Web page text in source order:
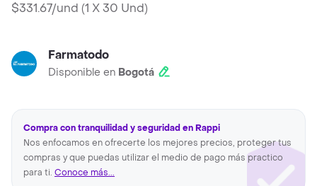
$331.67/und (1 X 30 Und)
Farmatodo
Disponible en Bogotá
Compra con tranquilidad y seguridad en Rappi
Nos enfocamos en ofrecerte los mejores precios, proteger tus
compras y que puedas utilizar el medio de pago más practico
para ti. Conoce más...